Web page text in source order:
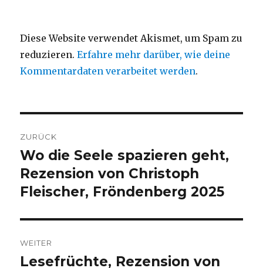
Diese Website verwendet Akismet, um Spam zu
reduzieren.Erfahre mehr darüber, wie deine
Kommentardaten verarbeitet werden.
ZURÜCK
Vorheriger
Beitrag:
Wo die Seele spazieren geht,
Rezension von Christoph
Fleischer, Fröndenberg 2025
WEITER
Nächster
Lesefrüchte, Rezension von